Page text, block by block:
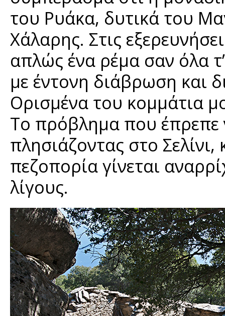
του Ρυάκα, δυτικά του
Χάλαρης. Στις
απλώς ένα ρέμα σαν όλα
με έντονη διάβρωση και
Ορισμένα του κομμάτια
Το πρόβλημα που έπρεπε
πλησιάζοντας στο
πεζοπορία γίνεται
λίγους.